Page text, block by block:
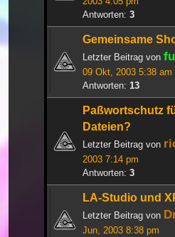
Antworten: 3
Gemeinsame
Letzter Beitrag von
09 Okt, 2003 5:38 am
Antworten: 13
Paßwortschutz
Dateien?
Letzter Beitrag von
2003 7:14 pm
Antworten: 3
LA-Studio und
Letzter Beitrag von
Jun, 2003 8:38 pm